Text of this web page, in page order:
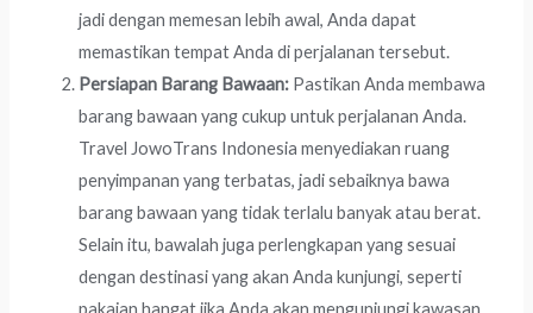
jadi dengan memesan lebih awal, Anda dapat
memastikan tempat Anda di perjalanan tersebut.
Persiapan Barang Bawaan: Pastikan Anda membawa
barang bawaan yang cukup untuk perjalanan Anda.
Travel JowoTrans Indonesia menyediakan ruang
penyimpanan yang terbatas, jadi sebaiknya bawa
barang bawaan yang tidak terlalu banyak atau berat.
Selain itu, bawalah juga perlengkapan yang sesuai
dengan destinasi yang akan Anda kunjungi, seperti